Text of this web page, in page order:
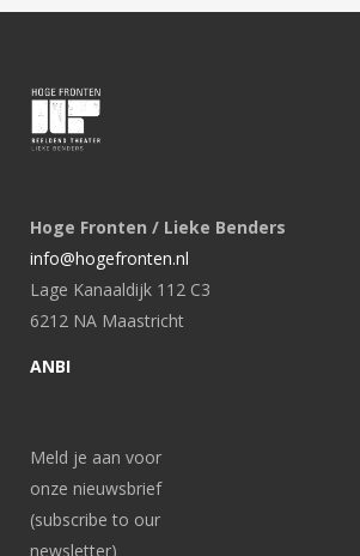
Hoge Fronten / Lieke Benders
info@hogefronten.nl
Lage Kanaaldijk 112 C3
6212 NA Maastricht
ANBI
Meld je aan voor
onze nieuwsbrief
(subscribe to our
newsletter)